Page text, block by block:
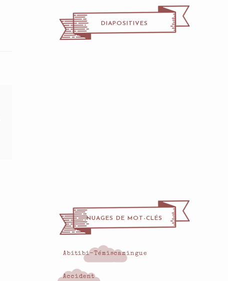
DIAPOSITIVES
NUAGES DE MOT-CLÉS
Abitibi-Témiscamingue
Accident